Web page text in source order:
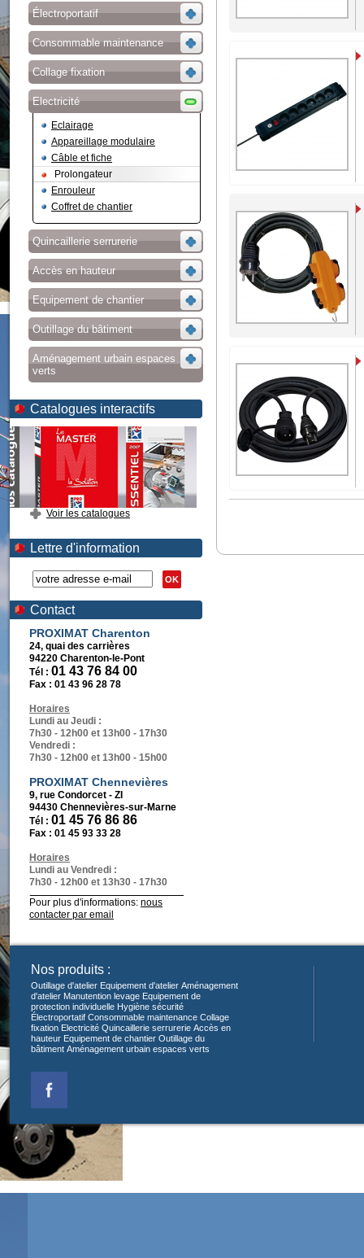
Électroportatif
Consommable maintenance
Collage fixation
Electricité
Eclairage
Appareillage modulaire
Câble et fiche
Prolongateur
Enrouleur
Coffret de chantier
Quincaillerie serrurerie
Accès en hauteur
Equipement de chantier
Outillage du bâtiment
Aménagement urbain espaces
verts
Catalogues interactifs
Voir les catalogues
Lettre d'information
OK
Contact
PROXIMAT Charenton
24, quai des carrières
94220 Charenton-le-Pont
Tél : 01 43 76 84 00
Fax : 01 43 96 28 78
Horaires
Lundi au Jeudi :
7h30 - 12h00 et 13h00 - 17h30
Vendredi :
7h30 - 12h00 et 13h00 - 15h00
PROXIMAT Chennevières
9, rue Condorcet - ZI
94430 Chennevières-sur-Marne
Tél : 01 45 76 86 86
Fax : 01 45 93 33 28
Horaires
Lundi au Vendredi :
7h30 - 12h00 et 13h30 - 17h30
Pour plus d'informations: nous
contacter par email
Nos produits :
Outillage d'atelier Equipement d'atelier Aménagement
d'atelier Manutention levage Equipement de
protection individuelle Hygiène sécurité
Électroportatif Consommable maintenance Collage
fixation Electricité Quincaillerie serrurerie Accès en
hauteur Equipement de chantier Outillage du
bâtiment Aménagement urbain espaces verts